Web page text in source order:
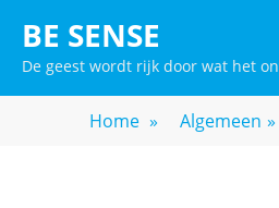
content
BE SENSE
De geest wordt rijk door wat het
Home » Algemeen »